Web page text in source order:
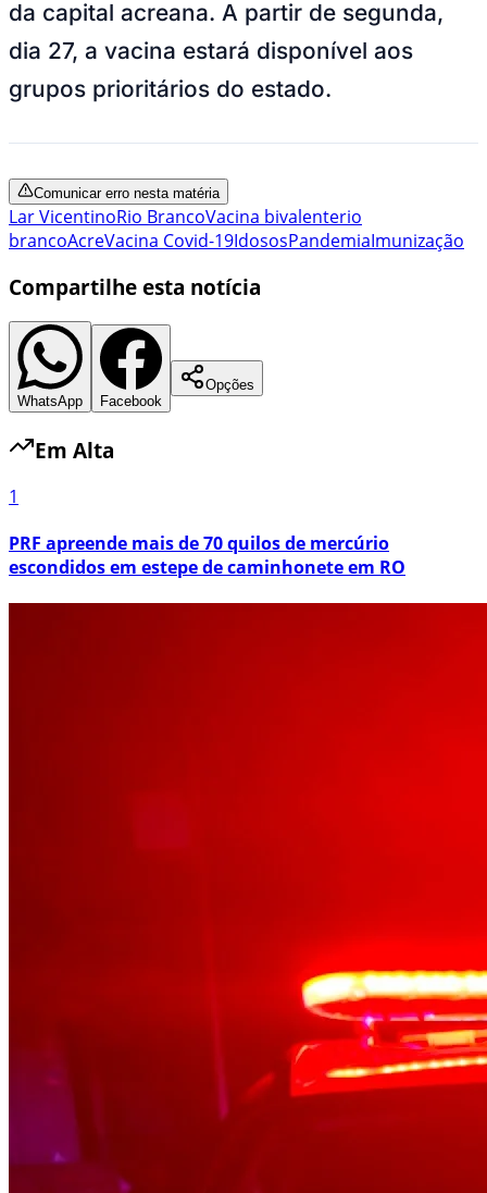
da capital acreana. A partir de segunda,
dia 27, a vacina estará disponível aos
grupos prioritários do estado.
Comunicar erro nesta matéria
Lar VicentinoRio BrancoVacina bivalenterio
brancoAcreVacina Covid-19IdososPandemiaImunização
Compartilhe esta notícia
WhatsApp Facebook
Opções
Em Alta
1
PRF apreende mais de 70 quilos de mercúrio
escondidos em estepe de caminhonete em RO